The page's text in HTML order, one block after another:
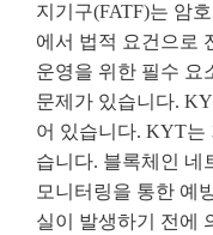
지기구(FATF)는 암
에서 법적 요건으로
운영을 위한 필수 요
문제가 있습니다.
어 있습니다. KYT는
습니다. 블록체인 네
모니터링을 통한 예
실이 발생하기 전에